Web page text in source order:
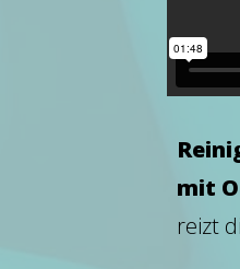
mit
reizt